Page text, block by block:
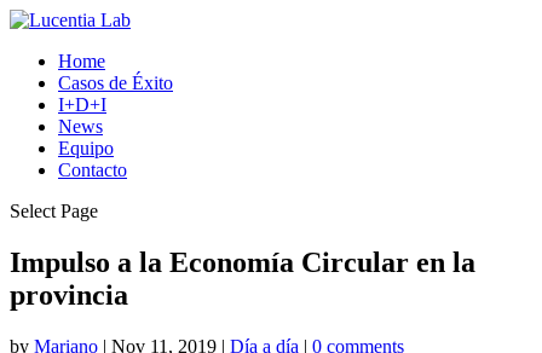
Home
Casos de Éxito
I+D+I
News
Equipo
Contacto
Select Page
Impulso a la Economía Circular en la
provincia
by Mariano | Nov 11, 2019 | Día a día | 0 comments